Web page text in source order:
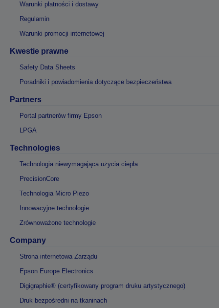
Warunki płatności i dostawy
Regulamin
Warunki promocji internetowej
Kwestie prawne
Safety Data Sheets
Poradniki i powiadomienia dotyczące bezpieczeństwa
Partners
Portal partnerów firmy Epson
LPGA
Technologies
Technologia niewymagająca użycia ciepła
PrecisionCore
Technologia Micro Piezo
Innowacyjne technologie
Zrównoważone technologie
Company
Strona internetowa Zarządu
Epson Europe Electronics
Digigraphie® (certyfikowany program druku artystycznego)
Druk bezpośredni na tkaninach